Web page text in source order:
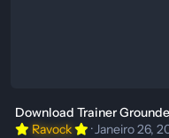
Download Trainer
Ravock
· Janeiro 26,